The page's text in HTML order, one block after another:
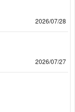
2026/07/28
2026/07/27